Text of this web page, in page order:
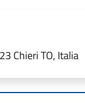
Chieri TO, Italia